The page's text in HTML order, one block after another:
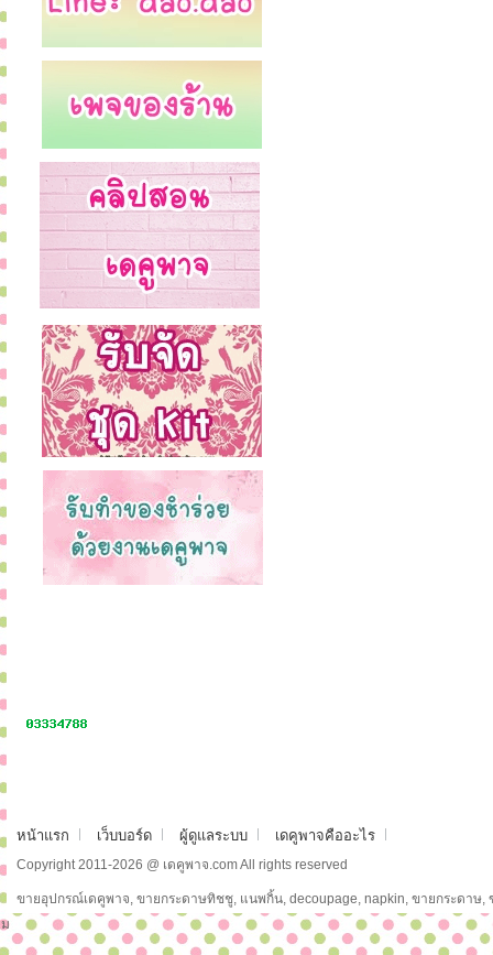
หน้าแรก เว็บบอร์ด ผู้ดูแลระบบ เดคูพาจคืออะไร
Copyright 2011-2026 @ เดคูพาจ.com All rights reserved
ขายอุปกรณ์เดคูพาจ, ขายกระดาษทิชชู, แนพกิ้น, decoupage, napkin, ขายกระดาษ
ม